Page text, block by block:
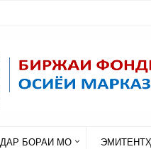
ДАР БОРАИ МО